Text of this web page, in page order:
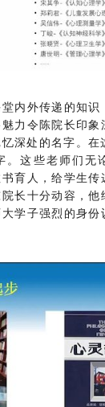
内外传递的知识
力令陈院长印象
深处的名字。在
。这些老师们无
育人，给学生传
长十分动容，他
学子强烈的身份